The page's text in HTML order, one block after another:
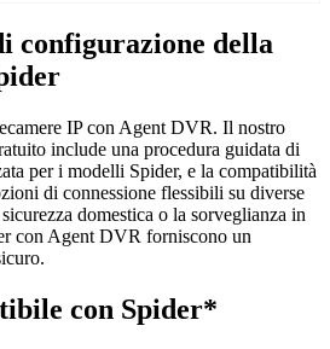
configurazione della
IP con Agent DVR. Il nostro
include una procedura guidata di
per i modelli Spider, e la compatibilità
di connessione flessibili su diverse
domestica o la sorveglianza in
con Agent DVR forniscono un
con Spider*